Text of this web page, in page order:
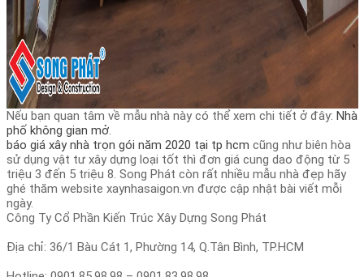
Nếu bạn quan tâm về mẫu nhà này có thể xem chi tiết ở đây: Nhà
phố không gian mở.
báo giá xây nhà trọn gói năm 2020 tại tp hcm cũng như biên hòa
sử dụng vật tư xây dựng loại tốt thì đơn giá cung dao động từ 5
triệu 3 đến 5 triệu 8. Song Phát còn rất nhiều mẫu nhà đẹp hãy
ghé thăm website xaynhasaigon.vn được cập nhật bài viết mỗi
ngày.
Công Ty Cổ Phần Kiến Trúc Xây Dựng Song Phát
Địa chỉ: 36/1 Bàu Cát 1, Phường 14, Q.Tân Bình, TP.HCM